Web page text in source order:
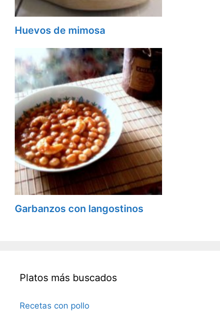
Huevos de mimosa
Garbanzos con langostinos
Platos más buscados
Recetas con pollo